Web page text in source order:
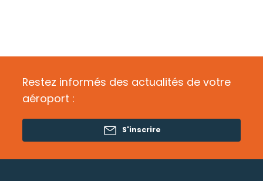
Restez informés des actualités de votre
aéroport :
S'inscrire